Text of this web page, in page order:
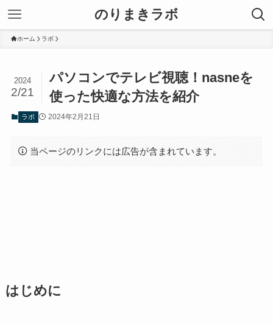
のりまきラボ
ホーム ラボ
パソコンでテレビ視聴！nasneを
使った快適な方法を紹介
2024
2/21
ラボ 2024年2月21日
当ページのリンクには広告が含まれています。
はじめに